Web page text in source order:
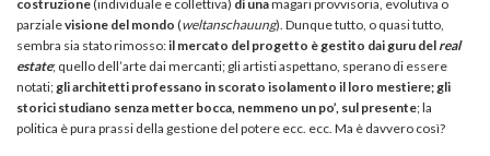
costruzione(individuale e collettiva) di unamagari provvisoria, evolutiva o
parzialevisione del mondo (weltanschauung). Dunque tutto, o quasi tutto,
sembra sia stato rimosso:il mercato del progetto è gestito dai guru del real
estate; quello dell’arte dai mercanti; gli artisti aspettano, sperano di essere
notati; gli architetti professano in scorato isolamento il loro mestiere; gli
storici studiano senza metter bocca, nemmeno un po’, sul presente; la
politica è pura prassi della gestione del potere ecc. ecc. Ma è davvero così?